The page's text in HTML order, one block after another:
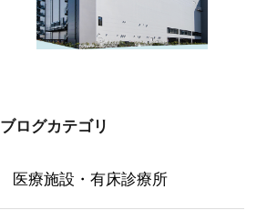
ブログカテゴリ
医療施設・有床診療所